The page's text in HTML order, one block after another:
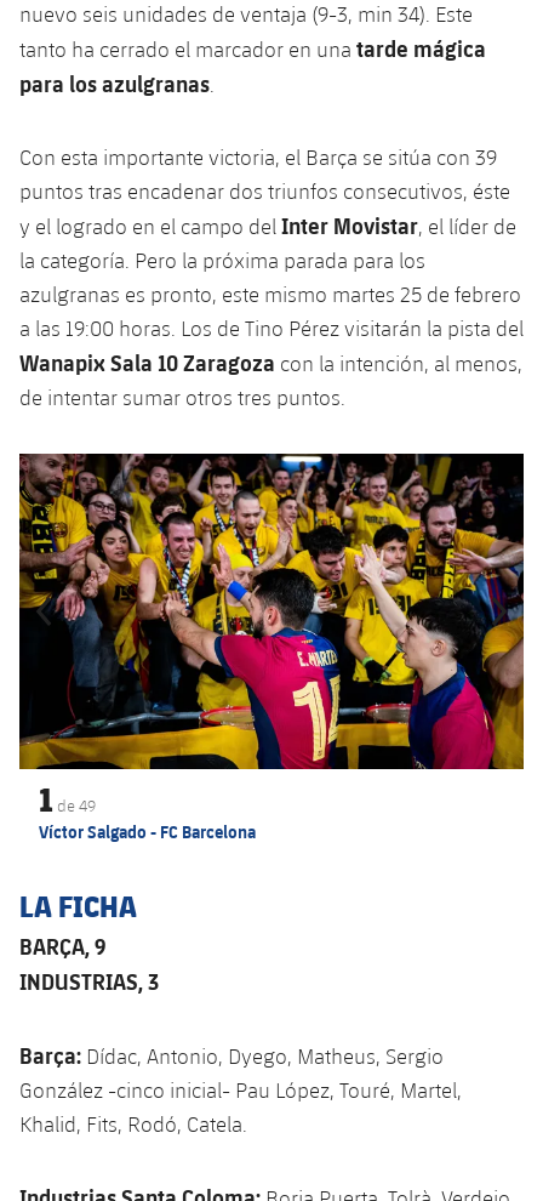
nuevo seis unidades de ventaja (9-3, min 34). Este
tanto ha cerrado el marcador en una tarde mágica
para los azulgranas
Con esta importante victoria, el Barça se sitúa con 39
puntos tras encadenar dos triunfos consecutivos, éste
y el logrado en el campo del Inter Movistar, el líder de
la categoría. Pero la próxima parada para los
azulgranas es pronto, este mismo martes 25 de febrero
a las 19:00 horas. Los de Tino Pérez visitarán la pista del
Wanapix Sala 10 Zaragoza con la intención, al menos,
de intentar sumar otros tres puntos.
Anterior
label.aria.chevronleft Siguiente
1 de49
Víctor Salgado - FC Barcelona
LA FICHA
BARÇA, 9
INDUSTRIAS, 3
Barça: Dídac, Antonio, Dyego, Matheus, Sergio
González -cinco inicial- Pau López, Touré, Martel,
Khalid, Fits, Rodó, Catela.